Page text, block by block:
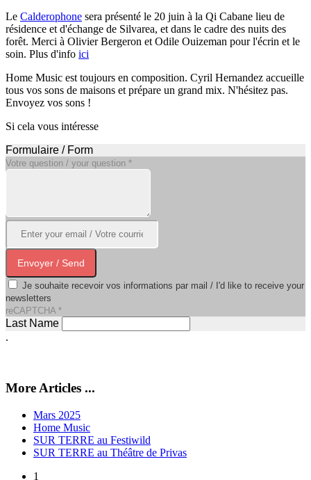
Le Calderophone sera présenté le 20 juin à la Qi Cabane lieu de
résidence et d'échange de Silvarea, et dans le cadre des nuits des
forêt. Merci à Olivier Bergeron et Odile Ouizeman pour l'écrin et le
soin. Plus d'info ici
Home Music est toujours en composition. Cyril Hernandez accueille
tous vos sons de maisons et prépare un grand mix. N'hésitez pas.
Envoyez vos sons !
Si cela vous intéresse
Formulaire / Form
Votre question / your question *
Envoyer / Send
Je souhaite recevoir vos informations par mail / I'd like to receive your
newsletters
reCAPTCHA *
Last Name
.
More Articles ...
Mars 2025
Home Music
SUR TERRE au Festiwild
SUR TERRE au Théâtre de Privas
1